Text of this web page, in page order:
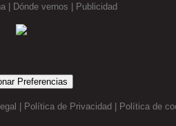
| Dónde vernos | Publicidad
Preferencias
Política de Privacidad Política de